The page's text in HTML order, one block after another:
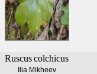
Ruscuscolchicus
Ilia Mikheev